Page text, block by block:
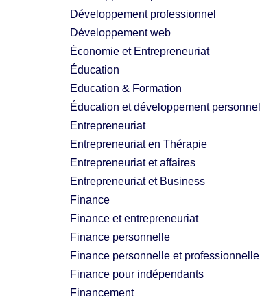
Développement professionnel
Développement web
Économie et Entrepreneuriat
Éducation
Education & Formation
Éducation et développement personnel
Entrepreneuriat
Entrepreneuriat en Thérapie
Entrepreneuriat et affaires
Entrepreneuriat et Business
Finance
Finance et entrepreneuriat
Finance personnelle
Finance personnelle et professionnelle
Finance pour indépendants
Financement